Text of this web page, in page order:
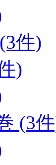
件)
)
(3